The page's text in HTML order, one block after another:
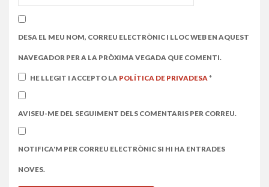
DESA EL MEU NOM, CORREU ELECTRÒNIC I LLOC WEB EN AQUEST
NAVEGADOR PER A LA PRÒXIMA VEGADA QUE COMENTI.
HE LLEGIT I ACCEPTO LA POLÍTICA DE PRIVADESA *
AVISEU-ME DEL SEGUIMENT DELS COMENTARIS PER CORREU.
NOTIFICA'M PER CORREU ELECTRÒNIC SI HI HA ENTRADES
NOVES.